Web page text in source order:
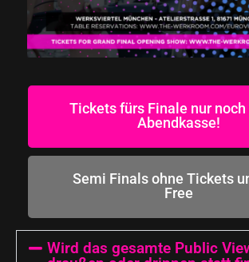
Tickets fürs Finale nur noch
Abendkasse!
Semi Finals ohne Tickets
Free
Wird das gesamte Public